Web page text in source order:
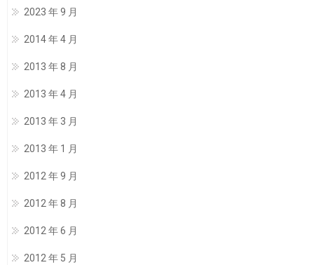
2023 年 9 月
2014 年 4 月
2013 年 8 月
2013 年 4 月
2013 年 3 月
2013 年 1 月
2012 年 9 月
2012 年 8 月
2012 年 6 月
2012 年 5 月